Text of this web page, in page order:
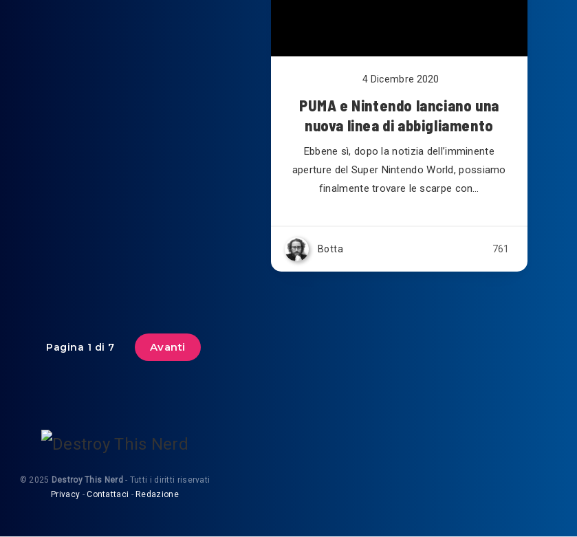
4 Dicembre 2020
PUMA e Nintendo lanciano una
nuova linea di abbigliamento
Ebbene sì, dopo la notizia dell’imminente
aperture del Super Nintendo World, possiamo
finalmente trovare le scarpe con…
Botta 761
Pagina 1 di 7 Avanti
© 2025 Destroy This Nerd - Tutti i diritti riservati
Privacy -Contattaci - Redazione